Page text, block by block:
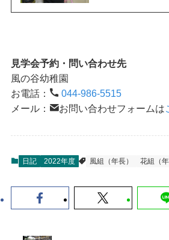
見学会予約・問い合わせ先
風の谷幼稚園
お電話：
044-986-5515
メール：
お問い合わせフォームは
日記 2022年度 風組（年長） 花組（年